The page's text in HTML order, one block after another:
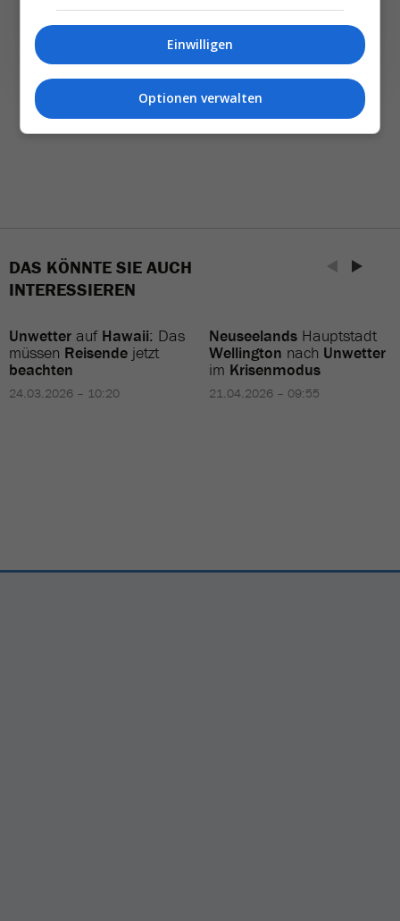
DAS KÖNNTE SIE AUCH
INTERESSIEREN
Unwetter auf Hawaii: Das
müssen Reisende jetzt
beachten
24.03.2026 – 10:20
Neuseelands Hauptstadt
Wellington nach Unwetter
im Krisenmodus
21.04.2026 – 09:55
Einwilligen
Optionen verwalten